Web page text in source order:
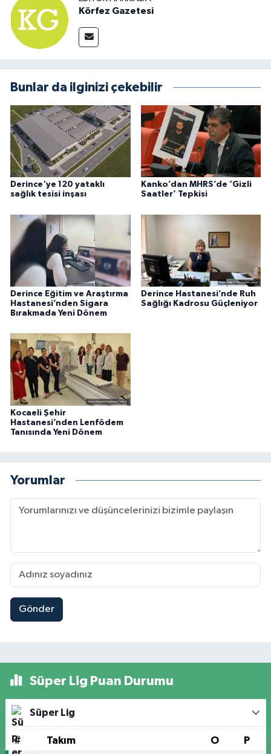
Körfez Gazetesi
Bunlar da ilginizi çekebilir
Derince'ye 120 yataklı
sağlık tesisi inşası
Kanko’dan MHRS’de ‘Gizli
Saatler’ Tepkisi
Derince Eğitim ve Araştırma
Hastanesi’nden Sigara
Bırakmada Yeni Dönem
Derince Hastanesi’nde Ruh
Sağlığı Kadrosu Güçleniyor
Kocaeli Şehir
Hastanesi’nden Lenfödem
Tanısında Yeni Dönem
Yorumlar
Gönder
Süper Lig Puan Durumu
Süper Lig
# Takım O P